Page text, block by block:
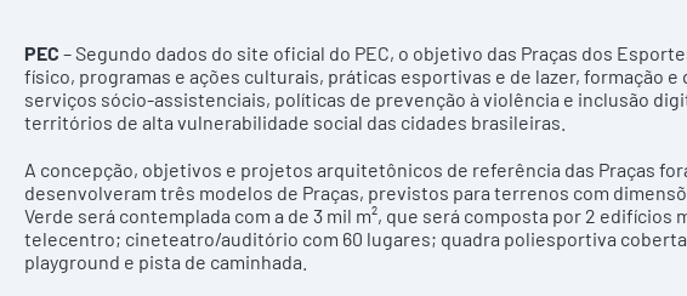
PEC – Segundo dados do site oficial do PEC, o objetivo das Praças dos
físico, programas e ações culturais, práticas esportivas e de lazer, formação
serviços sócio-assistenciais, políticas de prevenção à violência e inclusão
territórios de alta vulnerabilidade social das cidades brasileiras.
A concepção, objetivos e projetos arquitetônicos de referência das Praças
desenvolveram três modelos de Praças, previstos para terrenos com
Verde será contemplada com a de 3 mil m², que será composta por 2
telecentro; cineteatro/auditório com 60 lugares; quadra poliesportiva
playground e pista de caminhada.